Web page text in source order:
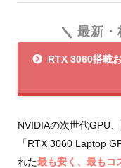
最新・
RTX 3060搭載
NVIDIAの次世代GPU
「RTX 3060 Laptop
れた最も安く、最もコ